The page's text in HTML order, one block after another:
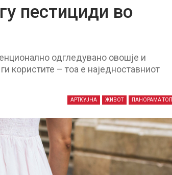
пестициди во
одгледувано овошје и
користите – тоа е наједноставниот
АРТКУЈНА ЖИВОТ ПАНОРАМА ТОП